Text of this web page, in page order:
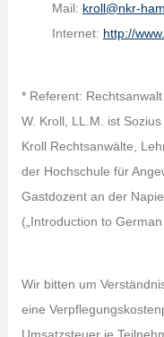
Mail: kroll@nkr-
Internet: http://
* Referent:
W. Kroll, LL.M. ist
Kroll Rechtsanwälte,
der Hochschule für
Gastdozent an der
(„Introduction to
Wir bitten um
eine